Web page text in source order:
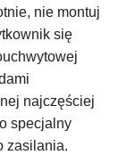
nie montuj
się
najczęściej
specjalny
zasilania.